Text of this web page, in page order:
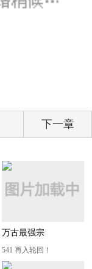
下一章
万古最强宗
541 再入轮回！